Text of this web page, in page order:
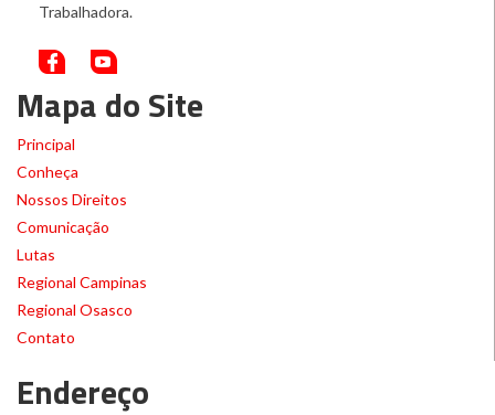
Trabalhadora.
Mapa do Site
Principal
Conheça
Nossos Direitos
Comunicação
Lutas
Regional Campinas
Regional Osasco
Contato
Endereço